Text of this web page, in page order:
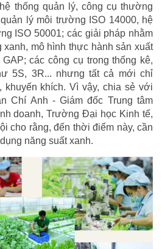
thống quản lý, công cụ thường
lý môi trường ISO 14000, hệ
ISO 50001; các giải pháp nhằm
mô hình thực hành sản xuất
các công cụ trong thống kê,
5S, 3R... nhưng tất cả mới chỉ
khích. Vì vậy, chia sẻ với
Chí Anh - Giám đốc Trung tâm
doanh, Trường Đại học Kinh tế,
cho rằng, đến thời điểm này, cần
năng suất xanh.